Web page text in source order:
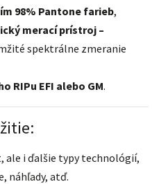
98% Pantone farieb,
merací prístroj –
spektrálne zmeranie
RIPu EFI alebo GM.
ale i ďalšie typy technológií,
náhľady, atď.